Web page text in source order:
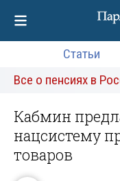
Статьи
Все о пенсиях в
Кабмин
нацсистему
товаров